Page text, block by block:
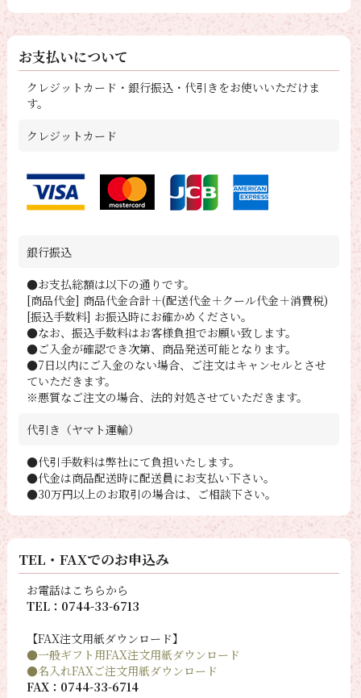
お支払いについて
クレジットカード・銀行振込・代引きをお使いいただけま
す。
クレジットカード
銀行振込
●お支払総額は以下の通りです。
[商品代金] 商品代金合計＋(配送代金＋クール代金＋消費税)
[振込手数料] お振込時にお確かめください。
●なお、振込手数料はお客様負担でお願い致します。
●ご入金が確認でき次第、商品発送可能となります。
●7日以内にご入金のない場合、ご注文はキャンセルとさせ
ていただきます。
※悪質なご注文の場合、法的対処させていただきます。
代引き（ヤマト運輸）
●代引手数料は弊社にて負担いたします。
●代金は商品配送時に配送員にお支払い下さい。
●30万円以上のお取引の場合は、ご相談下さい。
TEL・FAXでのお申込み
お電話はこちらから
TEL：0744-33-6713
【FAX注文用紙ダウンロード】
●一般ギフト用FAX注文用紙ダウンロード
●名入れFAXご注文用紙ダウンロード
FAX：0744-33-6714